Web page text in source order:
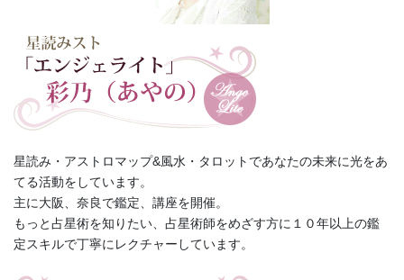
星読み・アストロマップ&風水・タロットであなたの未来に光をあ
てる活動をしています。
主に大阪、奈良で鑑定、講座を開催。
もっと占星術を知りたい、占星術師をめざす方に１０年以上の鑑
定スキルで丁寧にレクチャーしています。